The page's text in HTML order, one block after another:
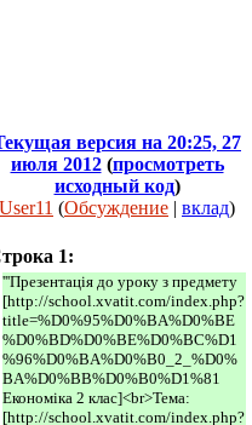
версия на 20:25, 27
июля 2012(просмотреть
исходный код)
User11 (Обсуждение | вклад)
1:
'''Презентація до уроку з предмету
[http://school.xvatit.com/index.php?
title=%D0%95%D0%BA%D0%BE
%D0%BD%D0%BE%D0%BC%D1
%96%D0%BA%D0%B0_2_%D0%
BA%D0%BB%D0%B0%D1%81
Економіка 2 клас]<br>Тема:
[http://school.xvatit.com/index.php?